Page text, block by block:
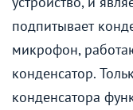
подпитывает
микрофон,
конденсатор.
конденсатора